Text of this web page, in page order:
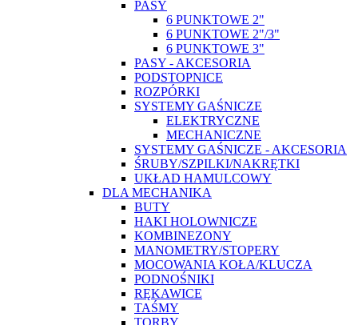
PASY
6 PUNKTOWE 2"
6 PUNKTOWE 2"/3"
6 PUNKTOWE 3"
PASY - AKCESORIA
PODSTOPNICE
ROZPÓRKI
SYSTEMY GAŚNICZE
ELEKTRYCZNE
MECHANICZNE
SYSTEMY GAŚNICZE - AKCESORIA
ŚRUBY/SZPILKI/NAKRĘTKI
UKŁAD HAMULCOWY
DLA MECHANIKA
BUTY
HAKI HOLOWNICZE
KOMBINEZONY
MANOMETRY/STOPERY
MOCOWANIA KOŁA/KLUCZA
PODNOŚNIKI
RĘKAWICE
TAŚMY
TORBY